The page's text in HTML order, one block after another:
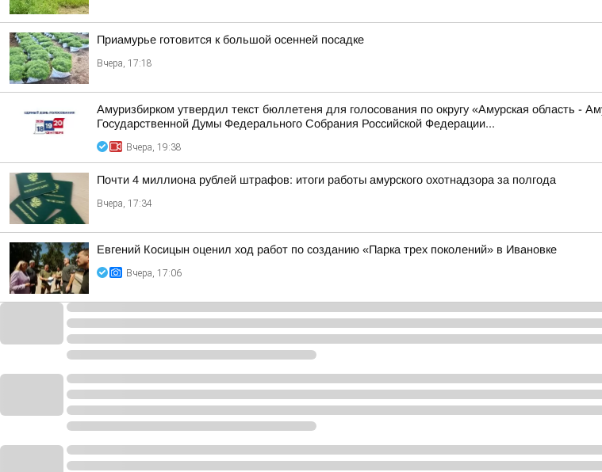
Приамурье готовится к большой осенней посадке
Вчера, 17:18
Амуризбирком утвердил текст бюллетеня для голосования по округу «Амурская область -
Государственной Думы Федерального Собрания Российской Федерации...
Вчера, 19:38
Почти 4 миллиона рублей штрафов: итоги работы амурского охотнадзора за полгода
Вчера, 17:34
Евгений Косицын оценил ход работ по созданию «Парка трех поколений» в Ивановке
Вчера, 17:06